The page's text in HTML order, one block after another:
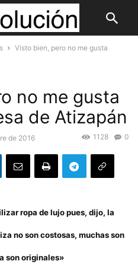
Visto bien, pero no me gusta
no me gusta
de Atizapán
de 2016 0
1128
ropa de lujo pues, dijo, la
no son costosas, muchas son
son originales»